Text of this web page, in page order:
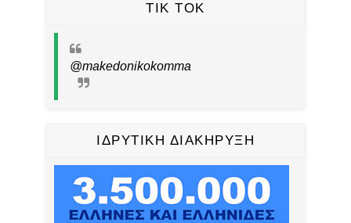
TIK TOK
@makedonikokomma
ΙΔΡΥΤΙΚΗ ΔΙΑΚΗΡΥΞΗ